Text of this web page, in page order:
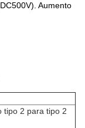
Aumento
tipo 2 para tipo 2